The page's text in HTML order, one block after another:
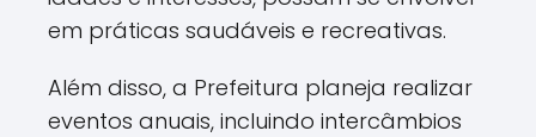
em práticas saudáveis e recreativas.
Além disso, a Prefeitura planeja realizar
eventos anuais, incluindo intercâmbios